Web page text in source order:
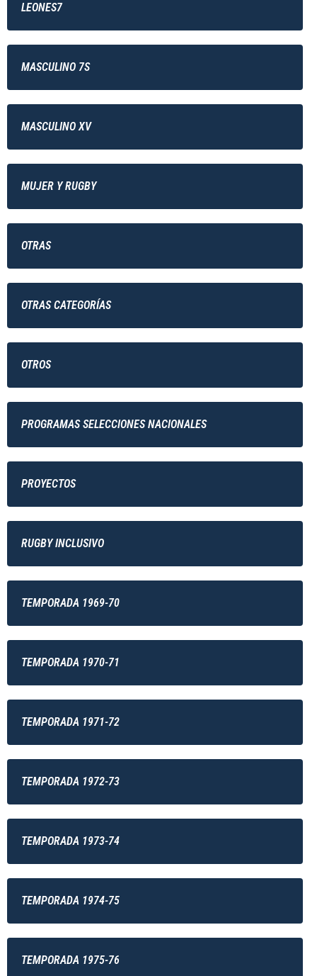
LEONES7
MASCULINO 7S
MASCULINO XV
MUJER Y RUGBY
OTRAS
OTRAS CATEGORÍAS
OTROS
PROGRAMAS SELECCIONES NACIONALES
PROYECTOS
RUGBY INCLUSIVO
TEMPORADA 1969-70
TEMPORADA 1970-71
TEMPORADA 1971-72
TEMPORADA 1972-73
TEMPORADA 1973-74
TEMPORADA 1974-75
TEMPORADA 1975-76